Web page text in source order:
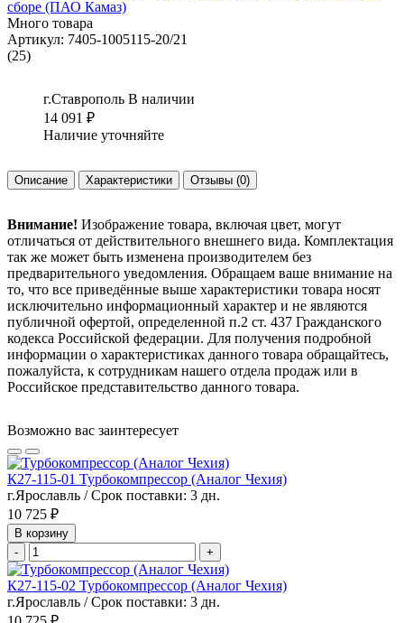
Много товара
Артикул: 7405-1005115-20/21
(25)
г.Ставрополь В наличии
14 091 ₽
Наличие уточняйте
Описание Характеристики Отзывы (0)
Внимание! Изображение товара, включая цвет, могут
отличаться от действительного внешнего вида. Комплектация
так же может быть изменена производителем без
предварительного уведомления. Обращаем ваше внимание на
то, что все приведённые выше характеристики товара носят
исключительно информационный характер и не являются
публичной офертой, определенной п.2 ст. 437 Гражданского
кодекса Российской федерации. Для получения подробной
информации о характеристиках данного товара обращайтесь,
пожалуйста, к сотрудникам нашего отдела продаж или в
Российское представительство данного товара.
Возможно вас заинтересует
К27-115-01 Турбокомпрессор (Аналог Чехия)
г.Ярославль / Срок поставки: 3 дн.
10 725 ₽
В корзину
-
+
К27-115-02 Турбокомпрессор (Аналог Чехия)
г.Ярославль / Срок поставки: 3 дн.